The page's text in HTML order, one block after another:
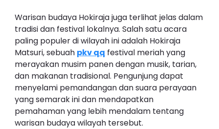
Warisan budaya Hokiraja juga terlihat jelas dalam
tradisi dan festival lokalnya. Salah satu acara
paling populer di wilayah ini adalah Hokiraja
Matsuri, sebuah pkv qq festival meriah yang
merayakan musim panen dengan musik, tarian,
dan makanan tradisional. Pengunjung dapat
menyelami pemandangan dan suara perayaan
yang semarak ini dan mendapatkan
pemahaman yang lebih mendalam tentang
warisan budaya wilayah tersebut.